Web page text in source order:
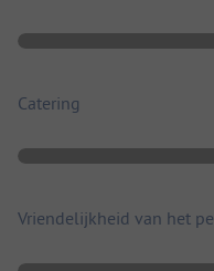
Catering
Vriendelijkheid van het